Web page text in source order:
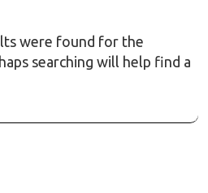
were found for the
searching will help find a